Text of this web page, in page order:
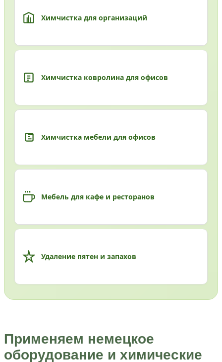
Химчистка для организаций
Химчистка ковролина для офисов
Химчистка мебели для офисов
Мебель для кафе и ресторанов
Удаление пятен и запахов
Применяем немецкое
оборудование и химические